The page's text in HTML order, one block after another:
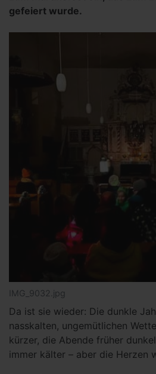
gefeiert wurde.
IMG_9032.jpg
Da ist sie wieder: Die dunkle
nasskalten, ungemütlichen
kürzer, die Abende früher
immer kälter – aber die Herzen